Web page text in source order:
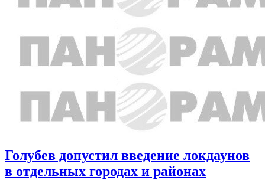
Голубев допустил введение локдаунов
в отдельных городах и районах